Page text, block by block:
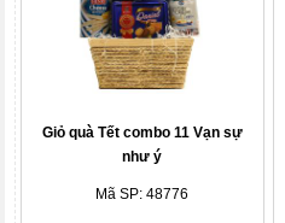
Giỏ quà Tết combo 11 Vạn sự
như ý
Mã SP: 48776